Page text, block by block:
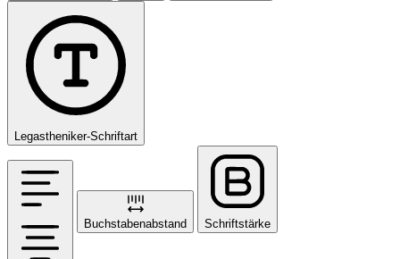
Legastheniker-Schriftart
Buchstabenabstand Schriftstärke